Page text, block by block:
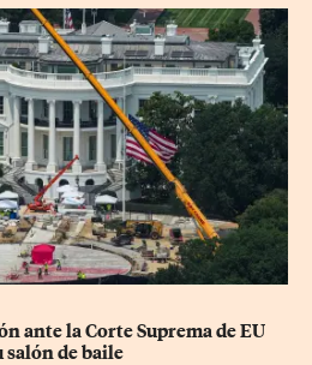
ante la Corte Suprema de EU
salón de baile